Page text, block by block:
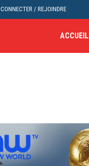
CONNECTER / REJOINDRE
ACCUEIL